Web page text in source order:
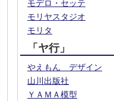
モデロ・セッテ
モリヤスタジオ
モリタ
「ヤ行」
やえもん デザイン
山川出版社
ＹＡＭＡ模型